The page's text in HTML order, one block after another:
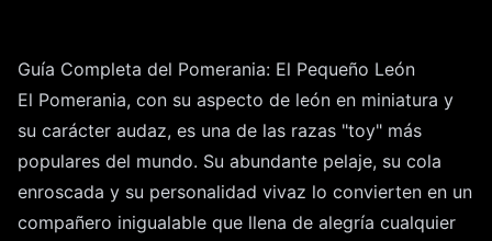
Guía Completa del Pomerania: El Pequeño León
El Pomerania, con su aspecto de león en miniatura y
su carácter audaz, es una de las razas "toy" más
populares del mundo. Su abundante pelaje, su cola
enroscada y su personalidad vivaz lo convierten en un
compañero inigualable que llena de alegría cualquier